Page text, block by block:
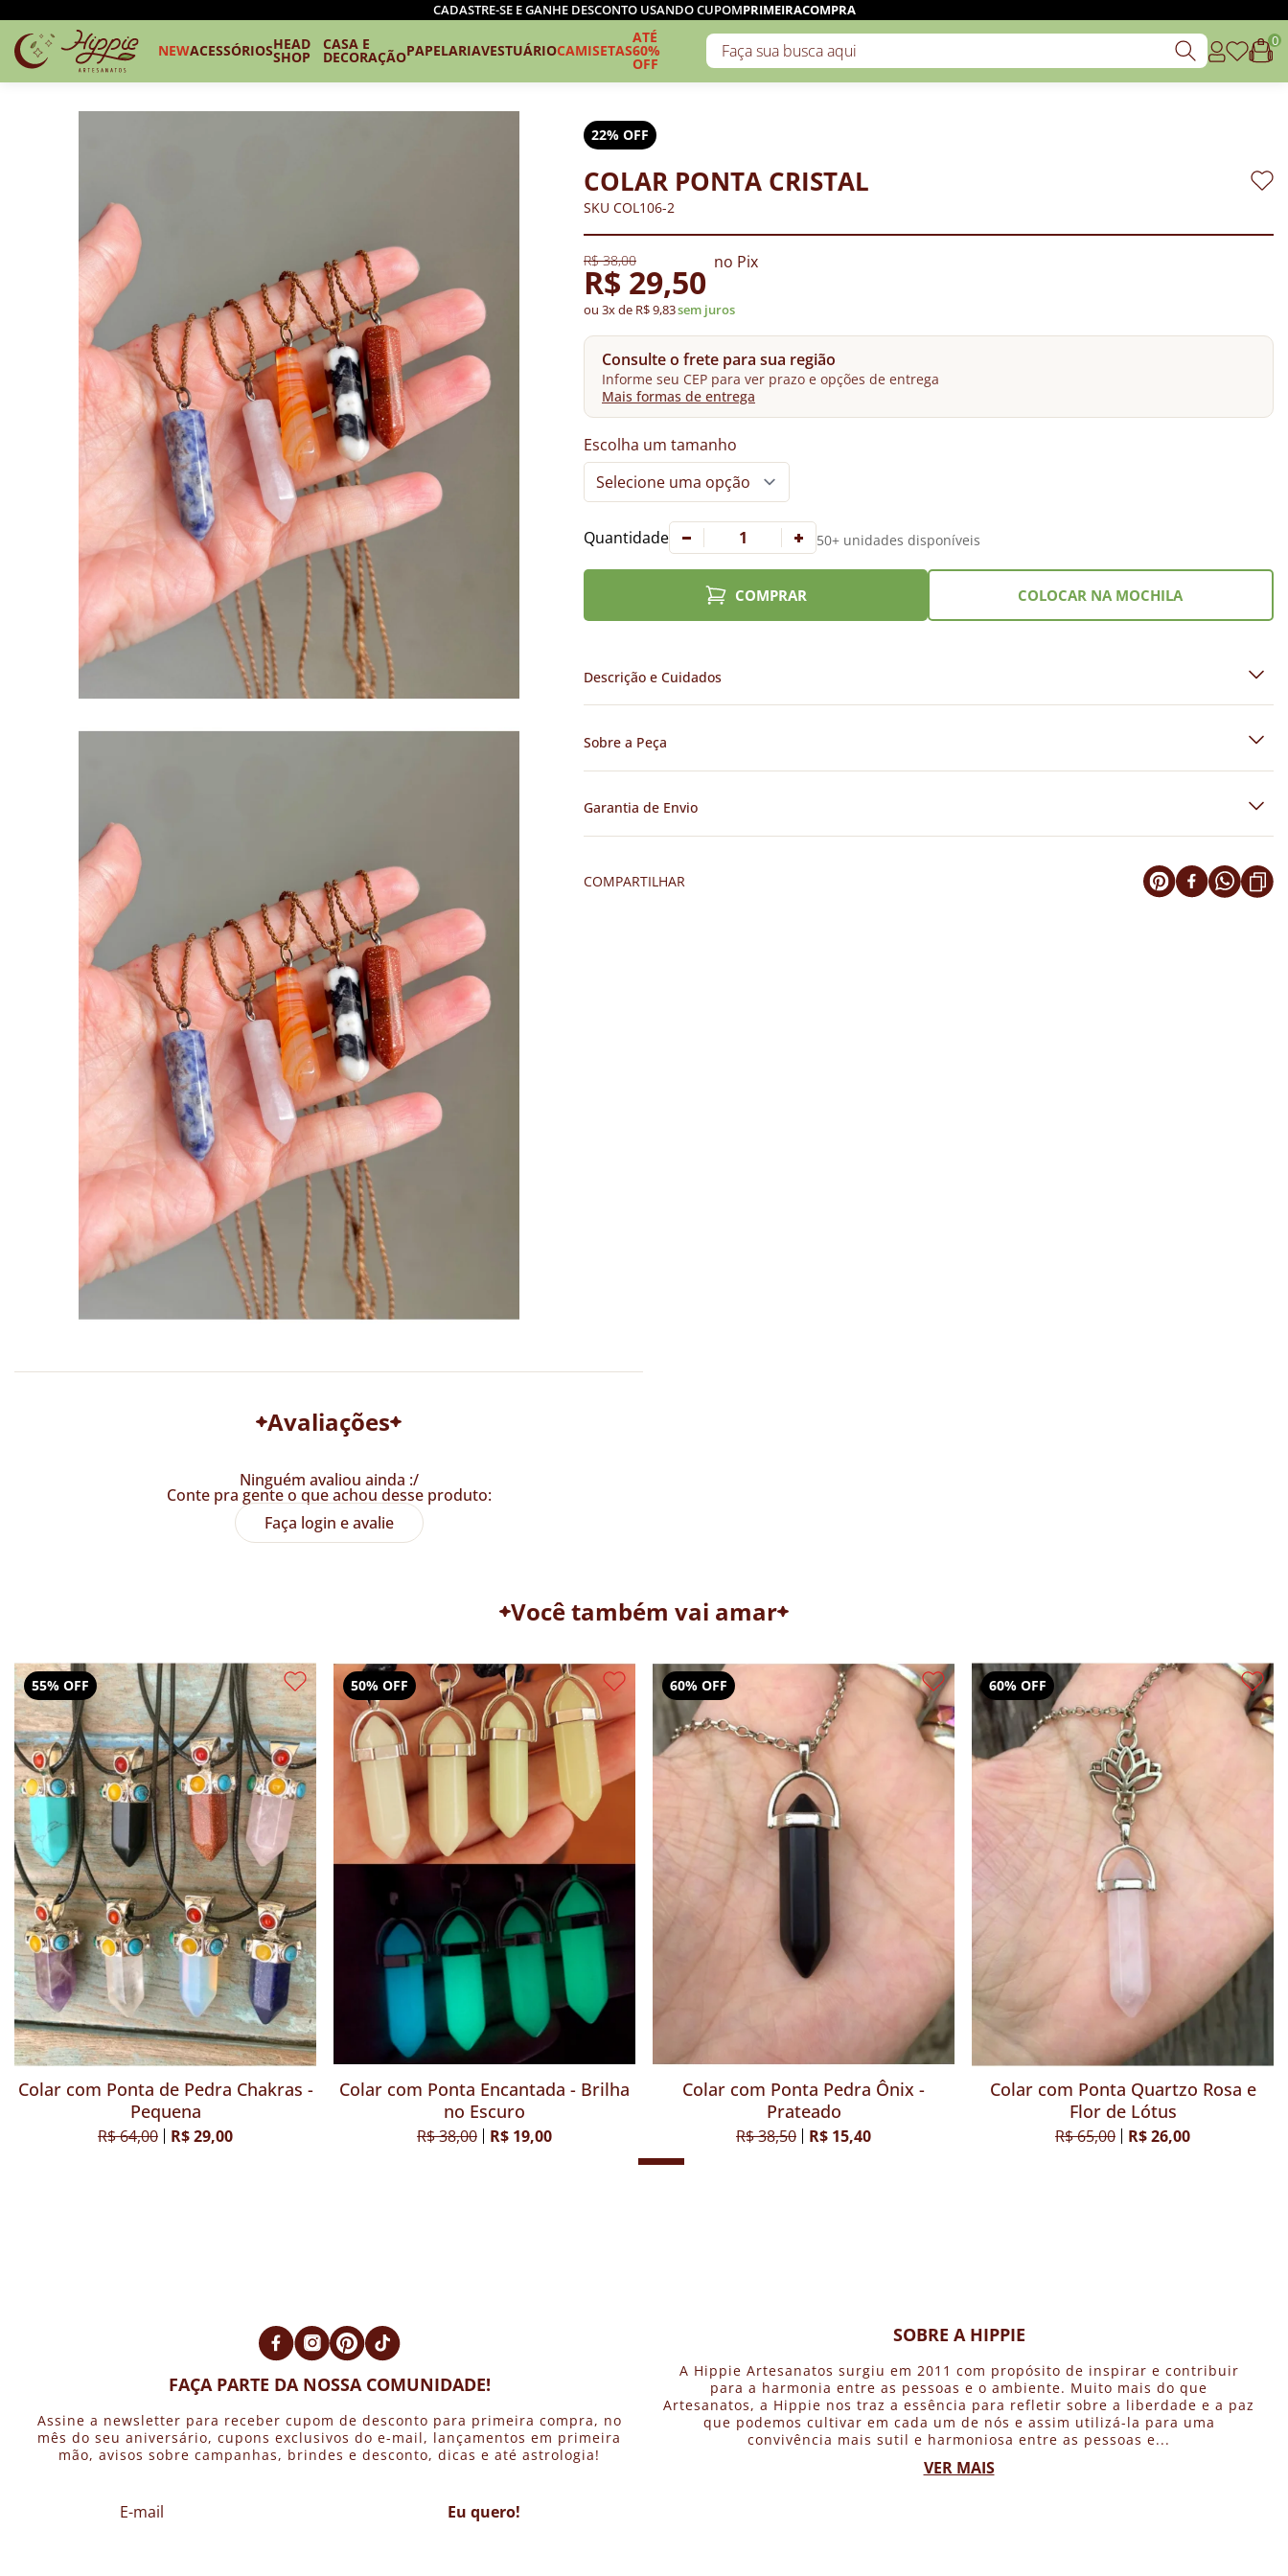
CADASTRE-SE E GANHE DESCONTO USANDO CUPOMPRIMEIRACOMPRA
NEWACESSÓRIOSHEAD
SHOP
CASA E
DECORAÇÃOPAPELARIAVESTUÁRIOCAMISETAS
ATÉ
60%
OFF
0
22% OFF
COLAR PONTA CRISTAL
SKU COL106-2
R$ 38,00
R$ 29,50 no Pix
ou 3x de R$ 9,83sem juros
Consulte o frete para sua região
Informe seu CEP para ver prazo e opções de entrega
Mais formas de entrega
Escolha um tamanho
Quantidade 50+ unidades disponíveis
COMPRAR COLOCAR NA MOCHILA
Descrição e Cuidados
Sobre a Peça
Garantia de Envio
COMPARTILHAR
Avaliações
Ninguém avaliou ainda :/
Conte pra gente o que achou desse produto:
Faça login e avalie
Você também vai amar
23% OFF
Colar Chakras Ponta Prateada
R$ 64,00 R$ 49,00
55% OFF
Colar com Ponta de Pedra Chakras -
Pequena
R$ 64,00 R$ 29,00
50% OFF
Colar com Ponta Encantada - Brilha
no Escuro
R$ 38,00 R$ 19,00
60% OFF
Colar com Ponta Pedra Ônix -
Prateado
R$ 38,50 R$ 15,40
FAÇA PARTE DA NOSSA COMUNIDADE!
Assine a newsletter para receber cupom de desconto para primeira compra, no
mês do seu aniversário, cupons exclusivos do e-mail, lançamentos em primeira
mão, avisos sobre campanhas, brindes e desconto, dicas e até astrologia!
Eu quero!
SOBRE A HIPPIE
A Hippie Artesanatos surgiu em 2011 com propósito de inspirar e contribuir
para a harmonia entre as pessoas e o ambiente. Muito mais do que
Artesanatos, a Hippie nos traz a essência para refletir sobre a liberdade e a paz
que podemos cultivar em cada um de nós e assim utilizá-la para uma
convivência mais sutil e harmoniosa entre as pessoas e...
VER MAIS